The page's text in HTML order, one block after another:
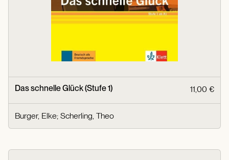
Das schnelle Glück (Stufe 1) 11,00 €
Burger, Elke; Scherling, Theo